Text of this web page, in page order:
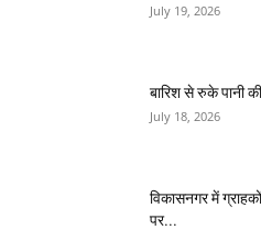
July 19, 2026
बारिश से रुके पानी
July 18, 2026
विकासनगर में
पर...